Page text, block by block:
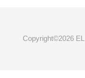
Copyright©2026